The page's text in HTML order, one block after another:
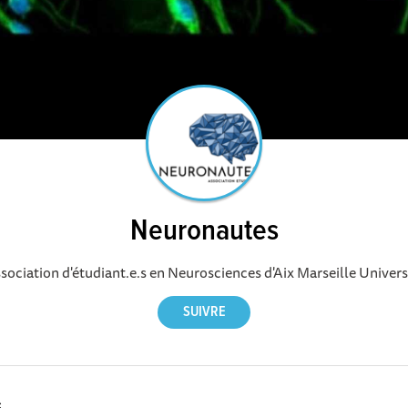
Neuronautes
d'étudiant.e.s en Neurosciences d'Aix Marseille